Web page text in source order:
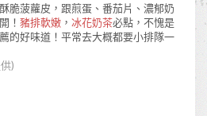
酥脆菠蘿皮，跟煎蛋、番茄片、濃郁奶
！ 豬排軟嫩 ， 冰花奶茶必點，不愧是
的好味道！平常去大概都要小排隊一
)